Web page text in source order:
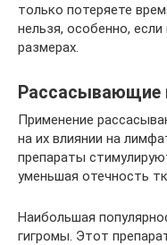
только потеряете
нельзя, особенно, если
размерах.
Рассасывающие
Применение
на их влиянии на
препараты
уменьшая отечность
Наибольшая
гигромы. Этот